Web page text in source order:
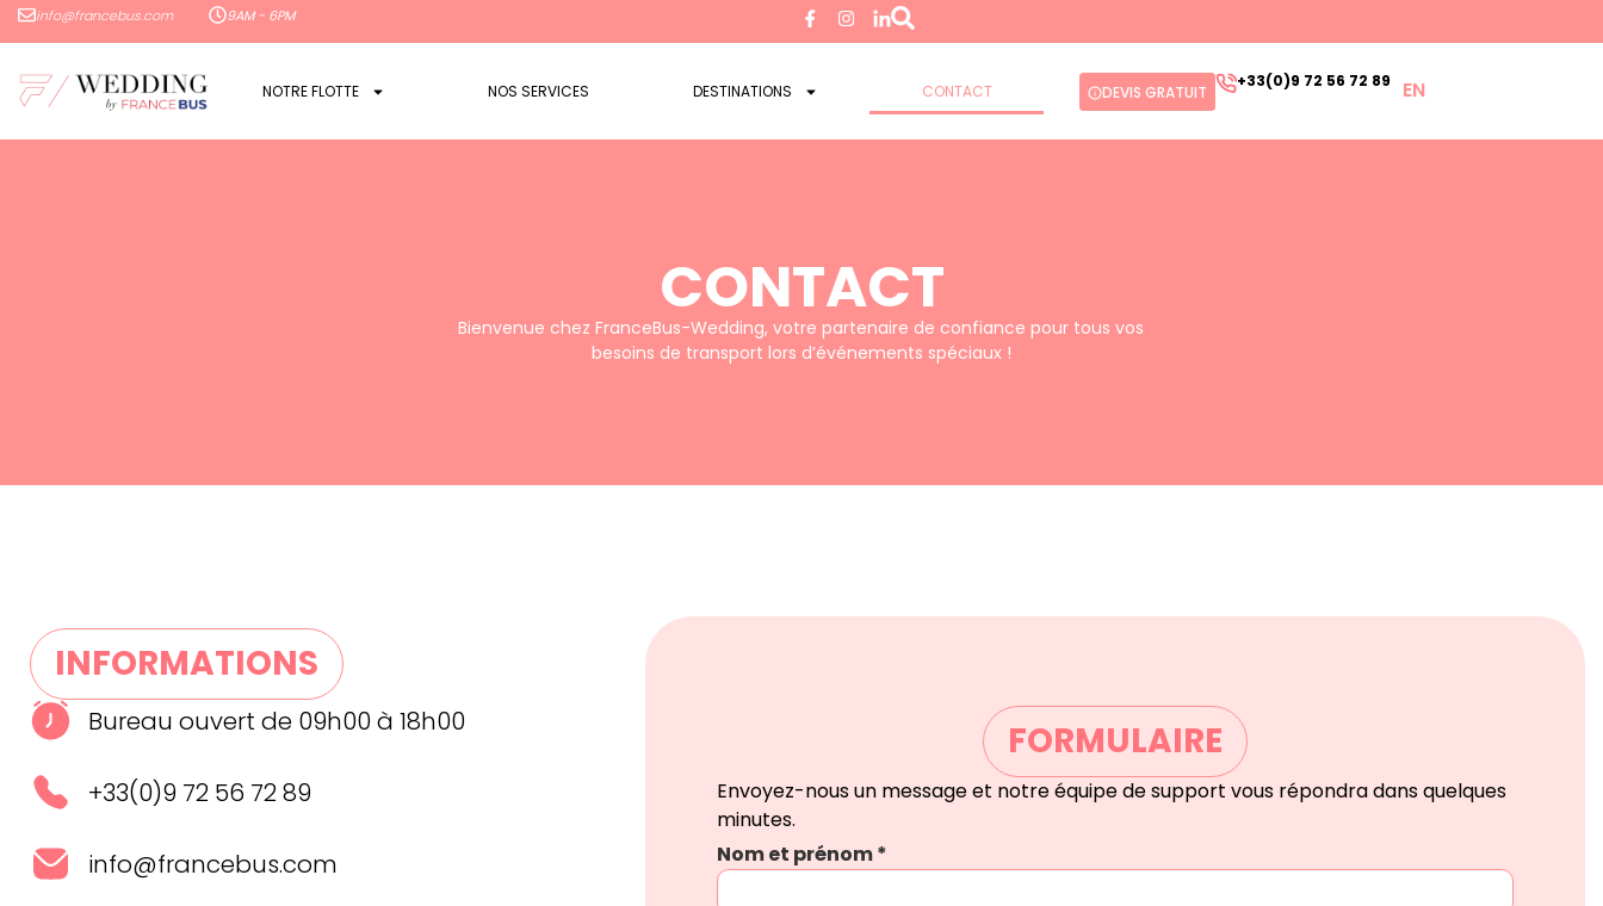
info@francebus.com 9AM - 6PM
NOTRE FLOTTE NOS SERVICES DESTINATIONS CONTACT DEVIS GRATUIT
+33(0)9 72 56 72 89 EN
CONTACT
Bienvenue chez FranceBus-Wedding, votre partenaire de confiance pour tous vos
besoins de transport lors d’événements spéciaux !
INFORMATIONS
Bureau ouvert de 09h00 à 18h00
+33(0)9 72 56 72 89
info@francebus.com
FORMULAIRE
Envoyez-nous un message et notre équipe de support vous répondra dans quelques
minutes.
Nom et prénom*